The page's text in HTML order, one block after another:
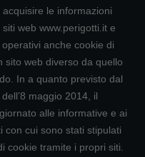
le informazioni
web www.perigotti.it e
anche cookie di
sito web diverso da quello
In a quanto previsto dal
maggio 2014, il
alle informative e ai
con cui sono stati stipulati
cookie tramite i propri siti.